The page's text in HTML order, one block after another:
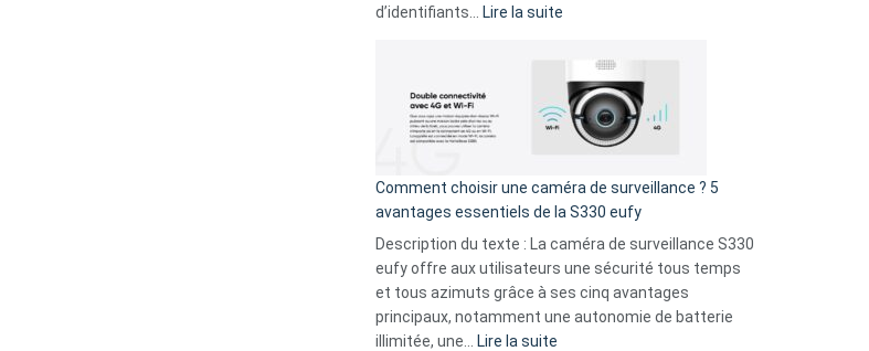
amis
d’identifiants…
Lire la suite
record
La
fuite
16
milliards
données
menace
Facebook,
Telegram
Comment choisir une caméra de surveillance ? 5
avantages essentiels de la S330 eufy
Description du texte : La caméra de surveillance S330
eufy offre aux utilisateurs une sécurité tous temps
et tous azimuts grâce à ses cinq avantages
principaux, notamment une autonomie de batterie
illimitée, une…
Lire la suite